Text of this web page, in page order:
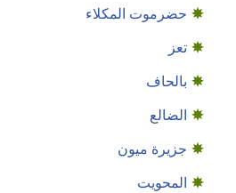
حضرموت المكلاء
تعز
بالحاف
الضالع
جزيرة ميون
المحويت